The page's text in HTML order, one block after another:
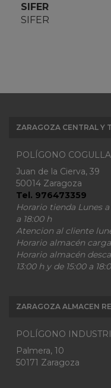
SIFER
SIFER
ZARAGOZA CENTRAL Y
POLÍGONO
Juan de la Cierva, 39
50014 Zaragoza
Tel. 976473359
Horario tienda Lunes a
a 18:00 h
Atencion al cliente
Horario almacén
Horario almacén
13:00 h y de 15:00 a
ZARAGOZA ALMACEN
POLÍGONO
Palmera, 10
50171 Zaragoza